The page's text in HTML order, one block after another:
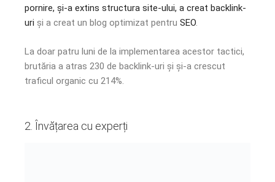
pornire, și-a extins structura site-ului, a creat backlink-
uri și a creat un blog optimizat pentru SEO.
La doar patru luni de la implementarea acestor tactici,
brutăria a atras 230 de backlink-uri și și-a crescut
traficul organic cu 214%.
2. Învățarea cu experți